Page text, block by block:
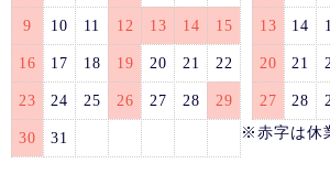
9 10 11 12 13 14 15
16 17 18 19 20 21 22
23 24 25 26 27 28 29
30 31
13 14
20 21
27 28
※赤字は休